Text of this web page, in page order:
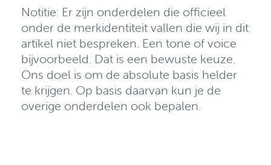
Notitie: Er zijn onderdelen die officieel
onder de merkidentiteit vallen die wij in dit
artikel niet bespreken. Een tone of voice
bijvoorbeeld. Dat is een bewuste keuze.
Ons doel is om de absolute basis helder
te krijgen. Op basis daarvan kun je de
overige onderdelen ook bepalen.